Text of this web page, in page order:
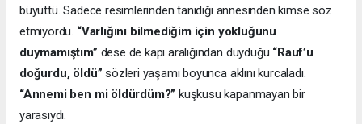
büyüttü. Sadece resimlerinden tanıdığı annesinden kimse söz
etmiyordu. “Varlığını bilmediğim için yokluğunu
duymamıştım” dese de kapı aralığından duyduğu “Rauf’u
doğurdu, öldü” sözleri yaşamı boyunca aklını kurcaladı.
“Annemi ben mi öldürdüm?” kuşkusu kapanmayan bir
yarasıydı.